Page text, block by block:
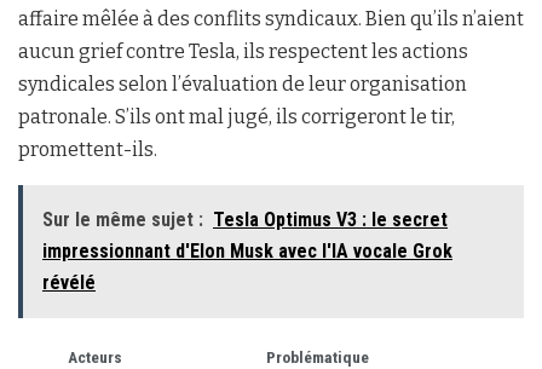
affaire mêlée à des conflits syndicaux. Bien qu’ils n’aient
aucun grief contre Tesla, ils respectent les actions
syndicales selon l’évaluation de leur organisation
patronale. S’ils ont mal jugé, ils corrigeront le tir,
promettent-ils.
Sur le même sujet : Tesla Optimus V3 : le secret
impressionnant d'Elon Musk avec l'IA vocale Grok
révélé
Acteurs Problématique